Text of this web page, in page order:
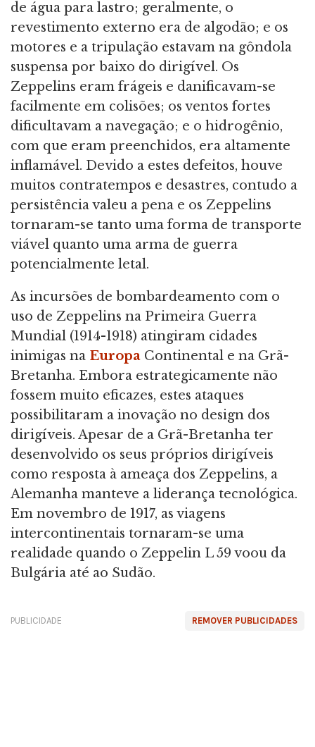
de água para lastro; geralmente, o
revestimento externo era de algodão; e os
motores e a tripulação estavam na gôndola
suspensa por baixo do dirigível. Os
Zeppelins eram frágeis e danificavam-se
facilmente em colisões; os ventos fortes
dificultavam a navegação; e o hidrogênio,
com que eram preenchidos, era altamente
inflamável. Devido a estes defeitos, houve
muitos contratempos e desastres, contudo a
persistência valeu a pena e os Zeppelins
tornaram-se tanto uma forma de transporte
viável quanto uma arma de guerra
potencialmente letal.
As incursões de bombardeamento com o
uso de Zeppelins na Primeira Guerra
Mundial (1914-1918) atingiram cidades
inimigas na Europa Continental e na Grã-
Bretanha. Embora estrategicamente não
fossem muito eficazes, estes ataques
possibilitaram a inovação no design dos
dirigíveis. Apesar de a Grã-Bretanha ter
desenvolvido os seus próprios dirigíveis
como resposta à ameaça dos Zeppelins, a
Alemanha manteve a liderança tecnológica.
Em novembro de 1917, as viagens
intercontinentais tornaram-se uma
realidade quando o Zeppelin L 59 voou da
Bulgária até ao Sudão.
REMOVER PUBLICIDADES
PUBLICIDADE